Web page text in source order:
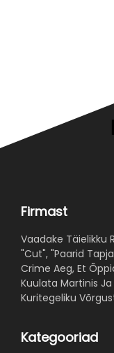
Firmast
Vaadake Täielikku
"Cut", "Paarid
Crime Aeg, Et
Kuulata Martinis
Kuritegeliku
Kategooriad